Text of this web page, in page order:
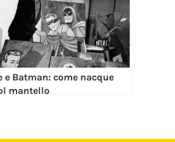
e Batman: come nacque
mantello